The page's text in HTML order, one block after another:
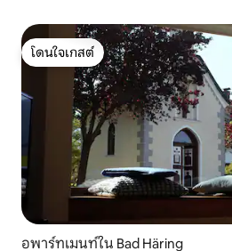
โดนใจเกสต์
โดนใจเกสต์
อพาร์ทเมนท์ใน Bad Häring